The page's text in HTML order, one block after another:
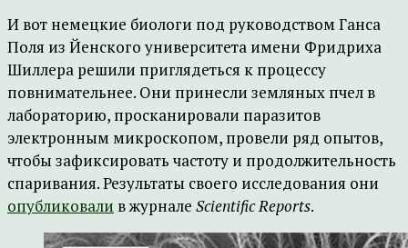
И вот немецкие биологи под руководством Ганса
Поля из Йенского университета имени Фридриха
Шиллера решили приглядеться к процессу
повнимательнее. Они принесли земляных пчел в
лабораторию, просканировали паразитов
электронным микроскопом, провели ряд опытов,
чтобы зафиксировать частоту и продолжительность
спаривания. Результаты своего исследования они
опубликовали в журнале Scientific Reports.